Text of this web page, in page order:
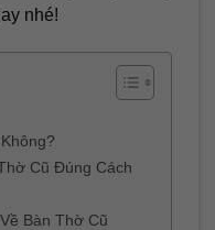
nhé!
Cũ Đúng Cách
Bàn Thờ Cũ